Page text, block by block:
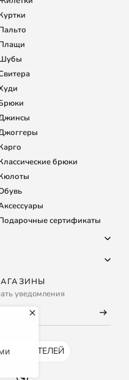
брюки
сертификаты
ЧИТАТЕЛЕЙ
уведомления